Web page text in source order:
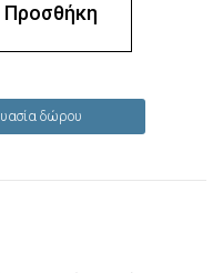
Προσθήκη
δώρου